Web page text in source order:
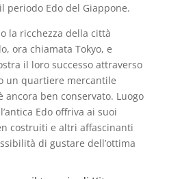
periodo Edo del Giappone.
la ricchezza della città
ora chiamata Tokyo, e
il loro successo attraverso
un quartiere mercantile
ancora ben conservato. Luogo
Edo offriva ai suoi
costruiti e altri affascinanti
di gustare dell’ottima